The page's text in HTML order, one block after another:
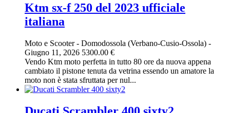
Ktm sx-f 250 del 2023 ufficiale
italiana
Moto e Scooter- Domodossola (Verbano-Cusio-Ossola) -
Giugno 11, 2026 5300.00 €
Vendo Ktm moto perfetta in tutto 80 ore da nuova appena
cambiato il pistone tenuta da vetrina essendo un amatore la
moto non è stata sfruttata per nul...